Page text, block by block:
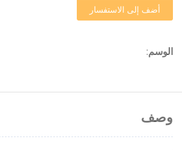
أضف إلى الاستفسار
الوسم:
وصف